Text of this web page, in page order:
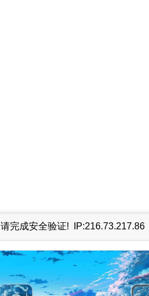
请完成安全验证! IP:216.73.217.86